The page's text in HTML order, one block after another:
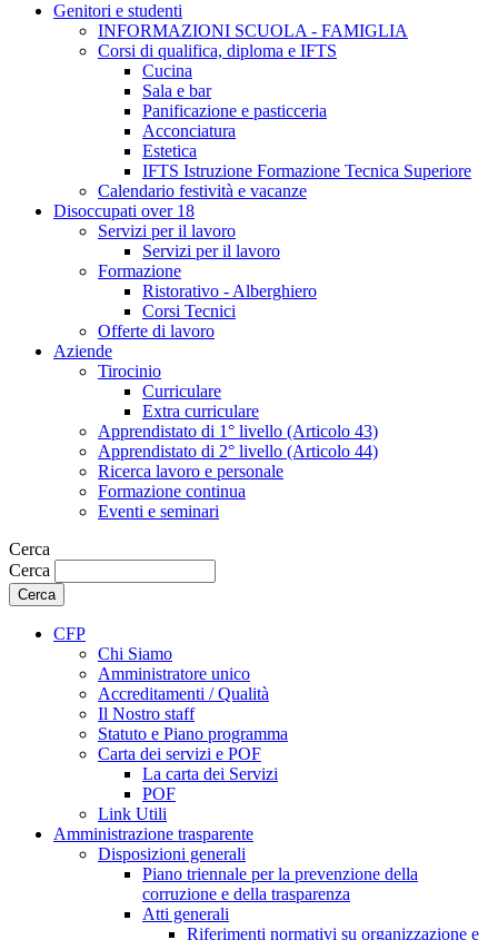
Genitori e studenti
INFORMAZIONI SCUOLA - FAMIGLIA
Corsi di qualifica, diploma e IFTS
Cucina
Sala e bar
Panificazione e pasticceria
Acconciatura
Estetica
IFTS Istruzione Formazione Tecnica Superiore
Calendario festività e vacanze
Disoccupati over 18
Servizi per il lavoro
Servizi per il lavoro
Formazione
Ristorativo - Alberghiero
Corsi Tecnici
Offerte di lavoro
Aziende
Tirocinio
Curriculare
Extra curriculare
Apprendistato di 1° livello (Articolo 43)
Apprendistato di 2° livello (Articolo 44)
Ricerca lavoro e personale
Formazione continua
Eventi e seminari
Cerca
Cerca
CFP
Chi Siamo
Amministratore unico
Accreditamenti / Qualità
Il Nostro staff
Statuto e Piano programma
Carta dei servizi e POF
La carta dei Servizi
POF
Link Utili
Amministrazione trasparente
Disposizioni generali
Piano triennale per la prevenzione della
corruzione e della trasparenza
Atti generali
Riferimenti normativi su organizzazione e